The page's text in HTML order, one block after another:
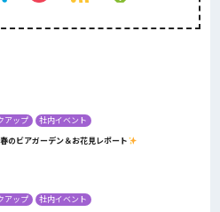
アップ
社内イベント
のビアガーデン＆お花見レポート
アップ
社内イベント